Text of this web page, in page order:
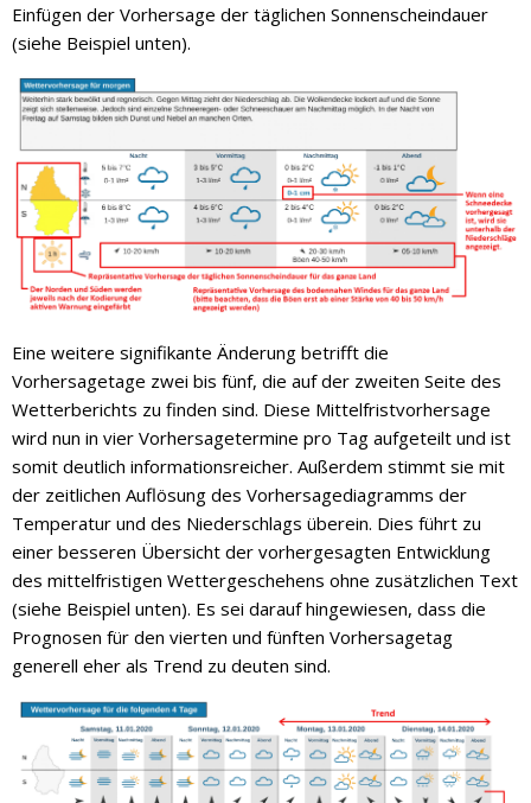
Einfügen der Vorhersage der täglichen Sonnenscheindauer
(siehe Beispiel unten).
Eine weitere signifikante Änderung betrifft die
Vorhersagetage zwei bis fünf, die auf der zweiten Seite des
Wetterberichts zu finden sind. Diese Mittelfristvorhersage
wird nun in vier Vorhersagetermine pro Tag aufgeteilt und ist
somit deutlich informationsreicher. Außerdem stimmt sie mit
der zeitlichen Auflösung des Vorhersagediagramms der
Temperatur und des Niederschlags überein. Dies führt zu
einer besseren Übersicht der vorhergesagten Entwicklung
des mittelfristigen Wettergeschehens ohne zusätzlichen Text
(siehe Beispiel unten). Es sei darauf hingewiesen, dass die
Prognosen für den vierten und fünften Vorhersagetag
generell eher als Trend zu deuten sind.